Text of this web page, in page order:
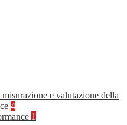
misurazione e valutazione della
4
1